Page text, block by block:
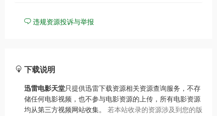
违规资源投诉与举报
下载说明
迅雷电影天堂只提供迅雷下载资源相关资源查询服务，不存
储任何电影视频，也不参与电影资源的上传，所有电影资源
均从第三方视频网站收集。 若本站收录的资源涉及到您的版